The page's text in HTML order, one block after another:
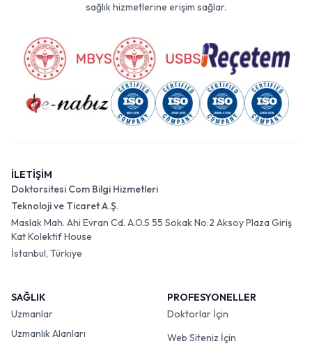
sağlık hizmetlerine erişim sağlar.
İLETİŞİM
Doktorsitesi Com Bilgi Hizmetleri
Teknoloji ve Ticaret A.Ş.
Maslak Mah. Ahi Evran Cd. A.O.S 55 Sokak No:2 Aksoy Plaza Giriş
Kat Kolektif House
İstanbul, Türkiye
SAĞLIK
Uzmanlar
Uzmanlık Alanları
PROFESYONELLER
Doktorlar İçin
Web Siteniz İçin